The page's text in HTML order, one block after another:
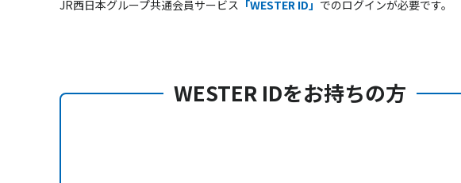
JR西日本グループ共通会員サービス 「WESTER ID」 でのログインが必要です。
WESTER IDをお持ちの方